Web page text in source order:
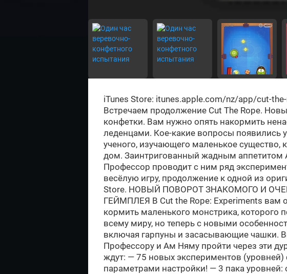
iTunes Store: itunes.apple.com/nz/app/cut-
Встречаем продолжение Cut The Rope.
конфетки. Вам нужно опять накормить
леденцами. Кое-какие вопросы появились
ученого, изучающего маленькое существо,
дом. Заинтригованный жадным аппетитом
Профессор проводит с ним ряд
весёлую игру, продолжение к одной из
Store. НОВЫЙ ПОВОРОТ ЗНАКОМОГО И
ГЕЙМПЛЕЯ В Cut the Rope: Experiments вам
кормить маленького монстрика,
всему миру, но теперь с новыми
включая гарпуны и засасывающие чашки.
Профессору и Ам Няму пройти через эти
ждут: — 75 новых экспериментов
параметрами настройки! — 3 пака уровней: